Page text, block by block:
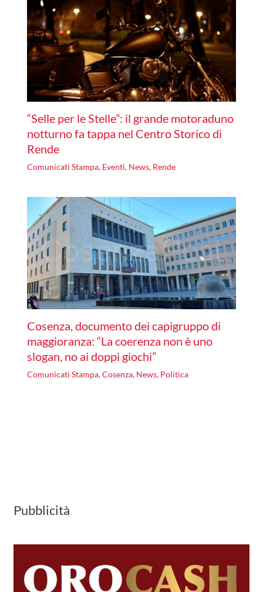
“Selle per le Stelle”: il grande motoraduno
notturno fa tappa nel Centro Storico di
Rende
Comunicati Stampa, Eventi, News, Rende
Cosenza, documento dei capigruppo di
maggioranza: “La coerenza non è uno
slogan, no ai doppi giochi”
Comunicati Stampa,Cosenza, News, Politica
Pubblicità